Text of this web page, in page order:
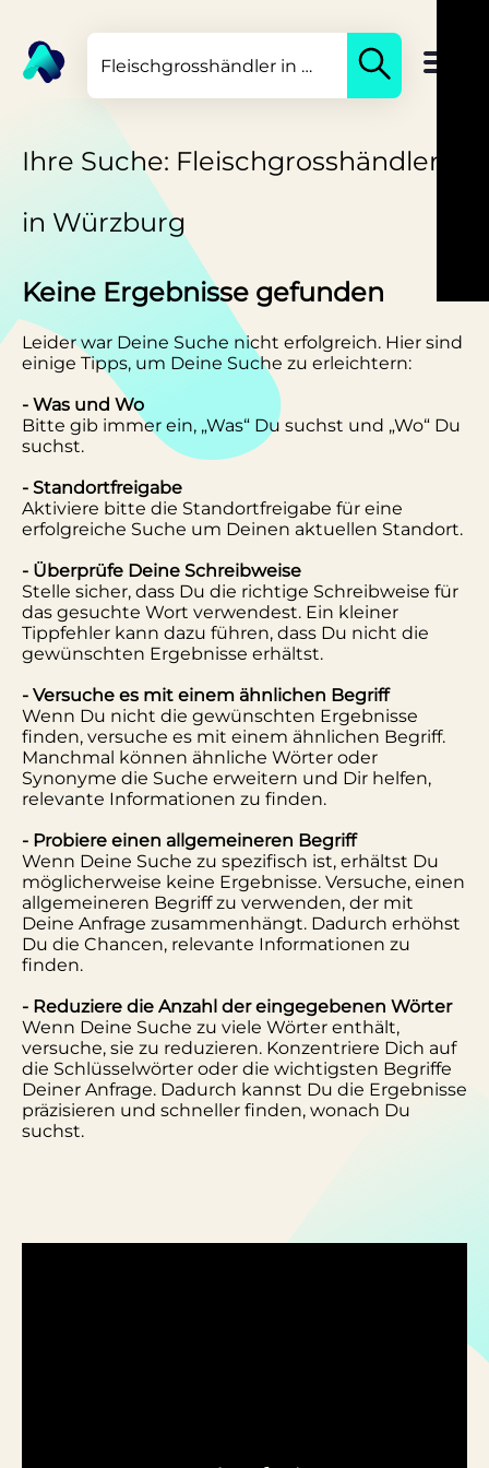
Ihre Suche: Fleischgrosshändler
in Würzburg
Keine Ergebnisse gefunden
Leider war Deine Suche nicht erfolgreich. Hier sind
einige Tipps, um Deine Suche zu erleichtern:
- Was und Wo
Bitte gib immer ein, „Was“ Du suchst und „Wo“ Du
suchst.
- Standortfreigabe
Aktiviere bitte die Standortfreigabe für eine
erfolgreiche Suche um Deinen aktuellen Standort.
- Überprüfe Deine Schreibweise
Stelle sicher, dass Du die richtige Schreibweise für
das gesuchte Wort verwendest. Ein kleiner
Tippfehler kann dazu führen, dass Du nicht die
gewünschten Ergebnisse erhältst.
- Versuche es mit einem ähnlichen Begriff
Wenn Du nicht die gewünschten Ergebnisse
finden, versuche es mit einem ähnlichen Begriff.
Manchmal können ähnliche Wörter oder
Synonyme die Suche erweitern und Dir helfen,
relevante Informationen zu finden.
- Probiere einen allgemeineren Begriff
Wenn Deine Suche zu spezifisch ist, erhältst Du
möglicherweise keine Ergebnisse. Versuche, einen
allgemeineren Begriff zu verwenden, der mit
Deine Anfrage zusammenhängt. Dadurch erhöhst
Du die Chancen, relevante Informationen zu
finden.
- Reduziere die Anzahl der eingegebenen Wörter
Wenn Deine Suche zu viele Wörter enthält,
versuche, sie zu reduzieren. Konzentriere Dich auf
die Schlüsselwörter oder die wichtigsten Begriffe
Deiner Anfrage. Dadurch kannst Du die Ergebnisse
präzisieren und schneller finden, wonach Du
suchst.